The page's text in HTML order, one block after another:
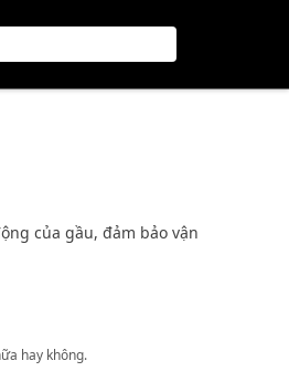
của gầu, đảm bảo vận
hay không.